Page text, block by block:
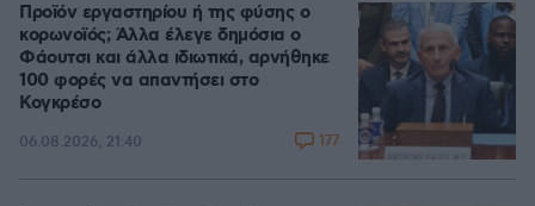
Προϊόν εργαστηρίου ή της φύσης ο
κορωνοϊός; Άλλα έλεγε δημόσια ο
Φάουτσι και άλλα ιδιωτικά, αρνήθηκε
100 φορές να απαντήσει στο
Κογκρέσο
06.08.2026, 21:40 177